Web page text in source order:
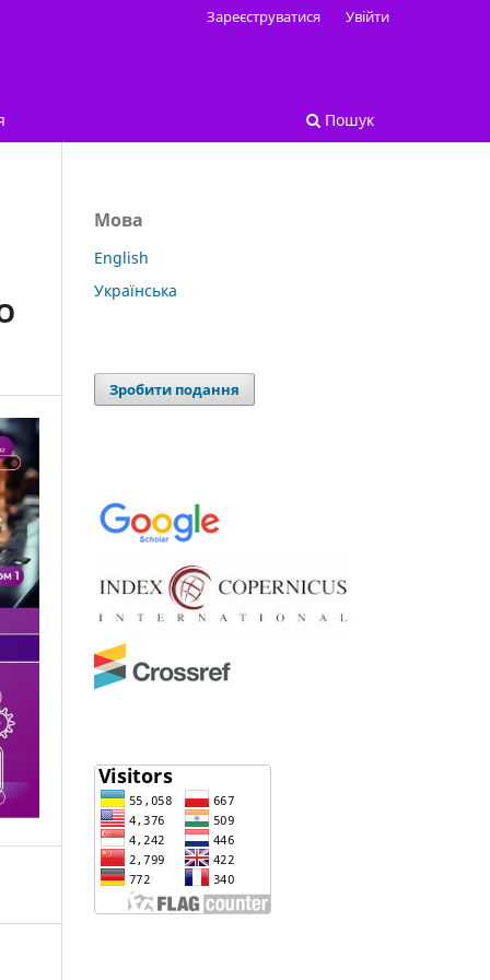
Пошук
Зареєструватися Увійти
Мова
English
Українська
Зробити подання